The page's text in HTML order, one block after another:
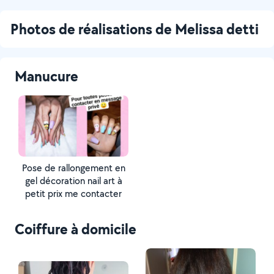
Photos de réalisations de Melissa detti
Manucure
Pose de rallongement en
gel décoration nail art à
petit prix me contacter
Coiffure à domicile